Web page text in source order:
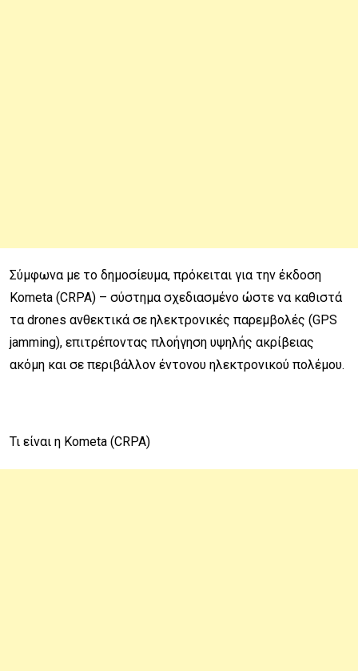
Σύμφωνα με το δημοσίευμα, πρόκειται για την έκδοση
Kometa (CRPA) – σύστημα σχεδιασμένο ώστε να καθιστά
τα drones ανθεκτικά σε ηλεκτρονικές παρεμβολές (GPS
jamming), επιτρέποντας πλοήγηση υψηλής ακρίβειας
ακόμη και σε περιβάλλον έντονου ηλεκτρονικού πολέμου.
Τι είναι η Kometa (CRPA)